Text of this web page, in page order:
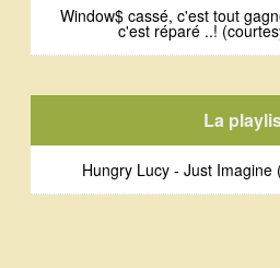
Window$ cassé, c'est tout
c'est réparé ..!
La
Hungry Lucy - Just Imagine